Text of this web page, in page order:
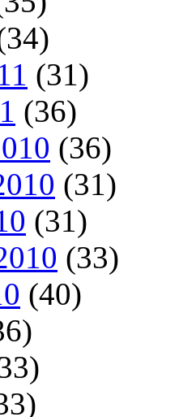
(31)
(36)
(36)
(31)
(31)
(33)
(40)